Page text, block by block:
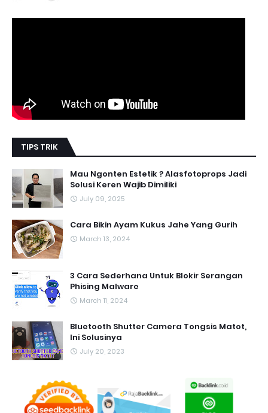
TIPS TRIK
Mau Ngonten Estetik ? Alasfotoprops Jadi
Solusi Keren Wajib Dimiliki
July 09, 2025
Cara Bikin Ayam Kukus Jahe Yang Gurih
March 13, 2024
3 Cara Sederhana Untuk Blokir Serangan
Phising Malware
March 11, 2024
Bluetooth Shutter Camera Tongsis Matot,
Ini Solusinya
July 20, 2023